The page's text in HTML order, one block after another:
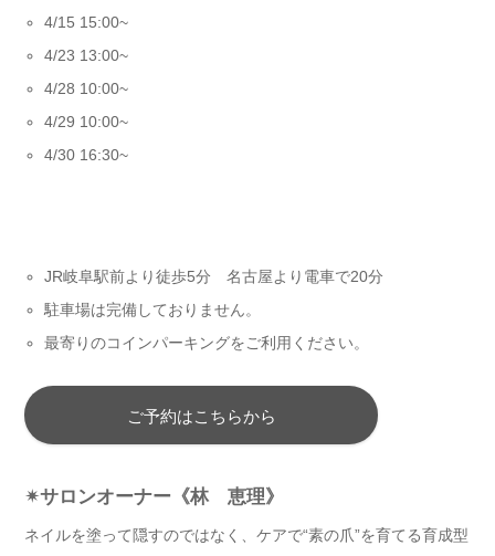
4/15 15:00~
4/23 13:00~
4/28 10:00~
4/29 10:00~
4/30 16:30~
JR岐阜駅前より徒歩5分 名古屋より電車で20分⁡⁡⁡⁡
駐車場は完備しておりません⁡⁡⁡⁡。
最寄りのコインパーキングをご利用ください⁡⁡⁡⁡。
ご予約はこちらから
✴サロンオーナー《林 恵理》
ネイルを塗って隠すのではなく、ケアで“素の爪”を育てる育成型